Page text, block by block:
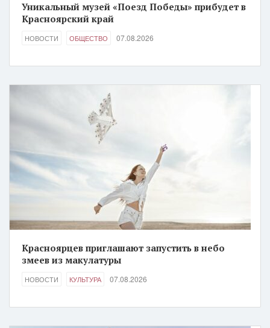
Уникальный музей «Поезд Победы» прибудет в
Красноярский край
НОВОСТИ ОБЩЕСТВО 07.08.2026
Красноярцев приглашают запустить в небо
змеев из макулатуры
НОВОСТИ КУЛЬТУРА 07.08.2026